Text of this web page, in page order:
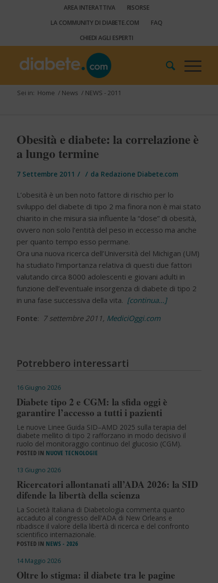
AREA INTERATTIVA
RISORSE
LA COMMUNITY DI DIABETE.COM
FAQ
CHIEDI AGLI ESPERTI
Sei in: Home / News / NEWS - 2011
Obesità e diabete: la correlazione è
a lungo termine
7 Settembre 2011 / / da Redazione Diabete.com
L’obesità è un ben noto fattore di rischio per lo
sviluppo del diabete di tipo 2 ma finora non è mai stato
chiarito in che misura sia influente la “dose” di obesità,
ovvero non solo l’entità del peso in eccesso ma anche
per quanto tempo esso permane.
Ora una nuova ricerca dell’Università del Michigan (UM)
ha studiato l’importanza relativa di questi due fattori
valutando circa 8000 adolescenti e giovani adulti in
funzione dell’eventuale insorgenza di diabete di tipo 2
in una fase successiva della vita. [continua…]
Fonte: 7 settembre 2011, MediciOggi.com
Potrebbero interessarti
16 Giugno 2026
Diabete tipo 2 e CGM: la sfida oggi è
garantire l’accesso a tutti i pazienti
Le nuove Linee Guida SID–AMD 2025 sulla terapia del
diabete mellito di tipo 2 rafforzano in modo decisivo il
ruolo del monitoraggio continuo del glucosio (CGM).
POSTED IN NUOVE TECNOLOGIE
13 Giugno 2026
Ricercatori allontanati all’ADA 2026: la SID
difende la libertà della scienza
La Società Italiana di Diabetologia commenta quanto
accaduto al congresso dell'ADA di New Orleans e
ribadisce il valore della libertà di ricerca e del confronto
scientifico internazionale.
POSTED IN NEWS - 2026
14 Maggio 2026
Oltre lo stigma: il diabete tra le pagine